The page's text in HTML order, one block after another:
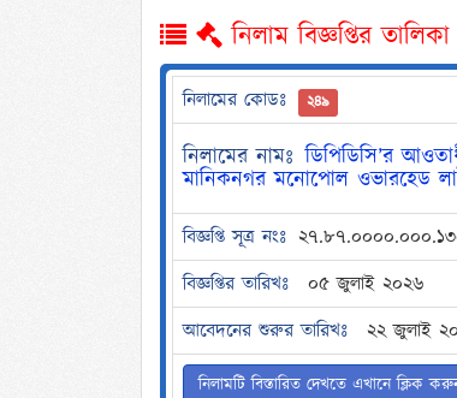
নিলাম বিজ্ঞপ্তির তালিকা
নিলামের কোডঃ ২৪৯
নিলামের নামঃ ডিপিডিসি’র
মানিকনগর মনোপোল ওভারহেড
বিজ্ঞপ্তি সূত্র নংঃ
বিজ্ঞপ্তির তারিখঃ
০৫ জুলাই ২০২৬
আবেদনের শুরুর তারিখঃ
২২ জুলাই
নিলামটি বিস্তারিত দেখতে এখানে ক্লিক